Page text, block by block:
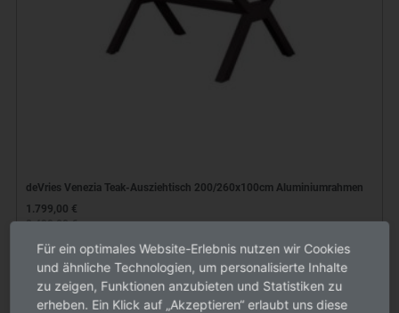
deVries Venezia Teak-Ausziehtisch 200/260x100cm Aluminiumrahmen
1.799,00 €
2.499,00 €
Lieferbar, am Lager, Versandkostenfrei innerhalb Deutschlands
Für ein optimales Website-Erlebnis nutzen wir Cookies
und ähnliche Technologien, um personalisierte Inhalte
zu zeigen, Funktionen anzubieten und Statistiken zu
erheben. Ein Klick auf „Akzeptieren“ erlaubt uns diese